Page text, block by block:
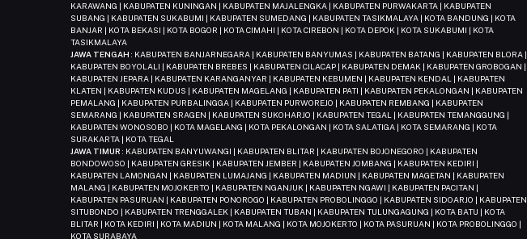
KARAWANG | KABUPATEN KUNINGAN | KABUPATEN MAJALENGKA | KABUPATEN PURWAKARTA | KABUPATEN
SUBANG | KABUPATEN SUKABUMI | KABUPATEN SUMEDANG | KABUPATEN TASIKMALAYA | KOTA BANDUNG | KOTA
BANJAR | KOTA BEKASI | KOTA BOGOR | KOTA CIMAHI | KOTA CIREBON | KOTA DEPOK | KOTA SUKABUMI | KOTA
TASIKMALAYA
JAWA TENGAH : KABUPATEN BANJARNEGARA | KABUPATEN BANYUMAS | KABUPATEN BATANG | KABUPATEN BLORA |
KABUPATEN BOYOLALI | KABUPATEN BREBES | KABUPATEN CILACAP | KABUPATEN DEMAK | KABUPATEN GROBOGAN |
KABUPATEN JEPARA | KABUPATEN KARANGANYAR | KABUPATEN KEBUMEN | KABUPATEN KENDAL | KABUPATEN
KLATEN | KABUPATEN KUDUS | KABUPATEN MAGELANG | KABUPATEN PATI | KABUPATEN PEKALONGAN | KABUPATEN
PEMALANG | KABUPATEN PURBALINGGA | KABUPATEN PURWOREJO | KABUPATEN REMBANG | KABUPATEN
SEMARANG | KABUPATEN SRAGEN | KABUPATEN SUKOHARJO | KABUPATEN TEGAL | KABUPATEN TEMANGGUNG |
KABUPATEN WONOSOBO | KOTA MAGELANG | KOTA PEKALONGAN | KOTA SALATIGA | KOTA SEMARANG | KOTA
SURAKARTA | KOTA TEGAL
JAWA TIMUR : KABUPATEN BANYUWANGI | KABUPATEN BLITAR | KABUPATEN BOJONEGORO | KABUPATEN
BONDOWOSO | KABUPATEN GRESIK | KABUPATEN JEMBER | KABUPATEN JOMBANG | KABUPATEN KEDIRI |
KABUPATEN LAMONGAN | KABUPATEN LUMAJANG | KABUPATEN MADIUN | KABUPATEN MAGETAN | KABUPATEN
MALANG | KABUPATEN MOJOKERTO | KABUPATEN NGANJUK | KABUPATEN NGAWI | KABUPATEN PACITAN |
KABUPATEN PASURUAN | KABUPATEN PONOROGO | KABUPATEN PROBOLINGGO | KABUPATEN SIDOARJO | KABUPATEN
SITUBONDO | KABUPATEN TRENGGALEK | KABUPATEN TUBAN | KABUPATEN TULUNGAGUNG | KOTA BATU | KOTA
BLITAR | KOTA KEDIRI | KOTA MADIUN | KOTA MALANG | KOTA MOJOKERTO | KOTA PASURUAN | KOTA PROBOLINGGO |
KOTA SURABAYA